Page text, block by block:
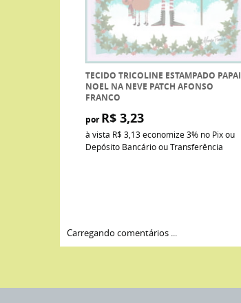
TECIDO TRICOLINE ESTAMPADO PAPAI
NOEL NA NEVE PATCH AFONSO
FRANCO
por R$ 3,23
à vista R$ 3,13economize3% no Pix ou
Depósito Bancário ou Transferência
Carregando comentários ...